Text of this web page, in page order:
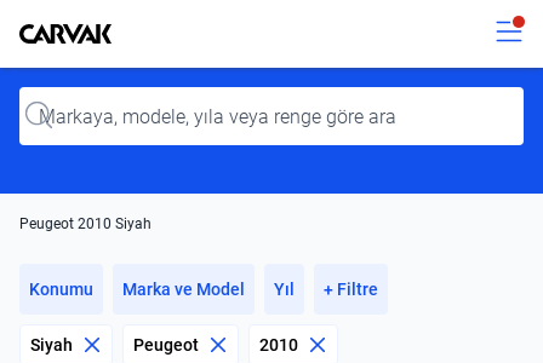
Kavak
Input
Peugeot 2010 Siyah
Konumu Marka ve Model Yıl + Filtre
Siyah Peugeot 2010